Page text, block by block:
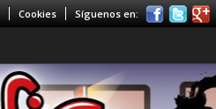
Cookies Síguenos en: